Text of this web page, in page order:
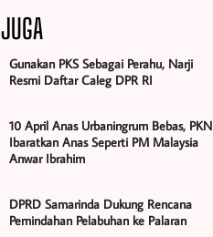
Gunakan PKS Sebagai Perahu, Narji
Resmi Daftar Caleg DPR RI
10 April Anas Urbaningrum Bebas, PKN
Ibaratkan Anas Seperti PM Malaysia
Anwar Ibrahim
DPRD Samarinda Dukung Rencana
Pemindahan Pelabuhan ke Palaran